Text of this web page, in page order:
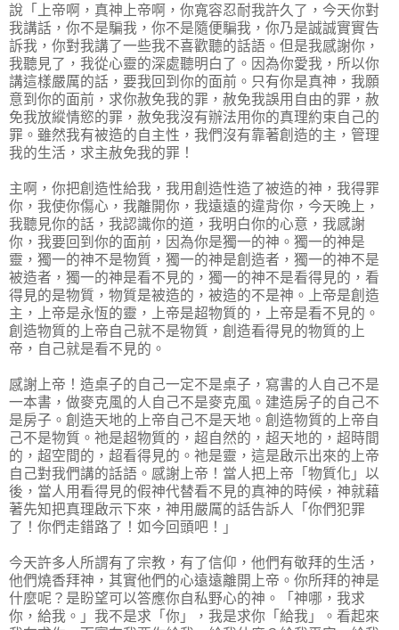
說「上帝啊，真神上帝啊，你寬容忍耐我許久了，今天你對
我講話，你不是騙我，你不是隨便騙我，你乃是誠誠實實告
訴我，你對我講了一些我不喜歡聽的話語。但是我感謝你，
我聽見了，我從心靈的深處聽明白了。因為你愛我，所以你
講這樣嚴厲的話，要我回到你的面前。只有你是真神，我願
意到你的面前，求你赦免我的罪，赦免我誤用自由的罪，赦
免我放縱情慾的罪，赦免我沒有辦法用你的真理約束自己的
罪。雖然我有被造的自主性，我們沒有靠著創造的主，管理
我的生活，求主赦免我的罪！
主啊，你把創造性給我，我用創造性造了被造的神，我得罪
你，我使你傷心，我離開你，我遠遠的違背你，今天晚上，
我聽見你的話，我認識你的道，我明白你的心意，我感謝
你，我要回到你的面前，因為你是獨一的神。獨一的神是
靈，獨一的神不是物質，獨一的神是創造者，獨一的神不是
被造者，獨一的神是看不見的，獨一的神不是看得見的，看
得見的是物質，物質是被造的，被造的不是神。上帝是創造
主，上帝是永恆的靈，上帝是超物質的，上帝是看不見的。
創造物質的上帝自己就不是物質，創造看得見的物質的上
帝，自己就是看不見的。
感謝上帝！造桌子的自己一定不是桌子，寫書的人自己不是
一本書，做麥克風的人自己不是麥克風。建造房子的自己不
是房子。創造天地的上帝自己不是天地。創造物質的上帝自
己不是物質。祂是超物質的，超自然的，超天地的，超時間
的，超空間的，超看得見的。祂是靈，這是啟示出來的上帝
自己對我們講的話語。感謝上帝！當人把上帝「物質化」以
後，當人用看得見的假神代替看不見的真神的時候，神就藉
著先知把真理啟示下來，神用嚴厲的話告訴人「你們犯罪
了！你們走錯路了！如今回頭吧！」
今天許多人所謂有了宗教，有了信仰，他們有敬拜的生活，
他們燒香拜神，其實他們的心遠遠離開上帝。你所拜的神是
什麼呢？是盼望可以答應你自私野心的神。「神哪，我求
你，給我。」我不是求「你」，我是求你「給我」。看起來